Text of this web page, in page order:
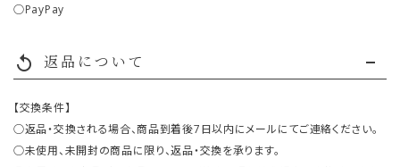
○PayPay
replay 返品について
【交換条件】
○返品・交換される場合、商品到着後7日以内にメールにてご連絡ください。
○未使用、未開封の商品に限り、返品・交換を承ります。